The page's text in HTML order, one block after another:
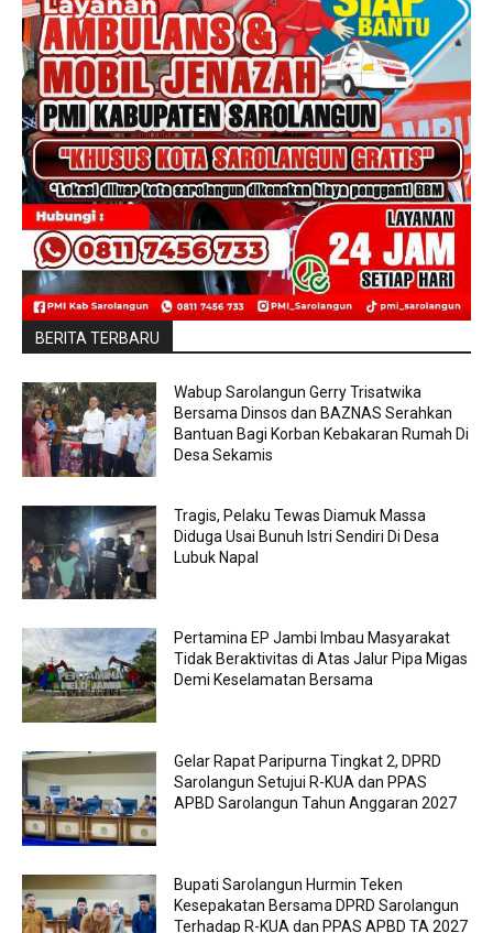
BERITA TERBARU
Wabup Sarolangun Gerry Trisatwika
Bersama Dinsos dan BAZNAS Serahkan
Bantuan Bagi Korban Kebakaran Rumah Di
Desa Sekamis
Tragis, Pelaku Tewas Diamuk Massa
Diduga Usai Bunuh Istri Sendiri Di Desa
Lubuk Napal
Pertamina EP Jambi Imbau Masyarakat
Tidak Beraktivitas di Atas Jalur Pipa Migas
Demi Keselamatan Bersama
Gelar Rapat Paripurna Tingkat 2, DPRD
Sarolangun Setujui R-KUA dan PPAS
APBD Sarolangun Tahun Anggaran 2027
Bupati Sarolangun Hurmin Teken
Kesepakatan Bersama DPRD Sarolangun
Terhadap R-KUA dan PPAS APBD TA 2027